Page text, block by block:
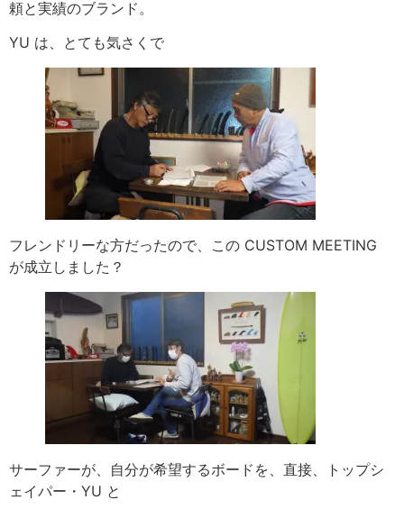
頼と実績のブランド。
YU は、とても気さくで
フレンドリーな方だったので、この CUSTOM MEETING
が成立しました？
サーファーが、自分が希望するボードを、直接、トップシ
ェイパー・YU と